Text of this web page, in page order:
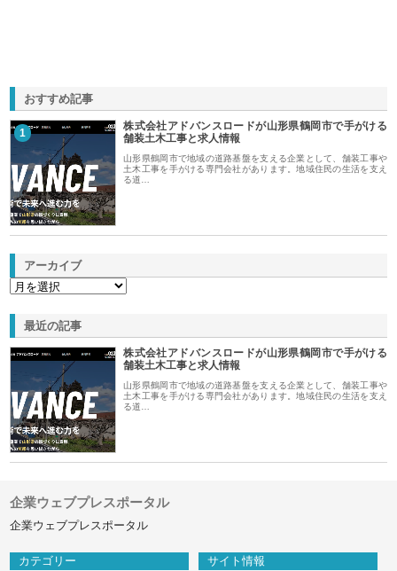
おすすめ記事
1
株式会社アドバンスロードが山形県鶴岡市で手がける
舗装土木工事と求人情報
山形県鶴岡市で地域の道路基盤を支える企業として、舗装工事や
土木工事を手がける専門会社があります。地域住民の生活を支え
る道…
アーカイブ
最近の記事
株式会社アドバンスロードが山形県鶴岡市で手がける
舗装土木工事と求人情報
山形県鶴岡市で地域の道路基盤を支える企業として、舗装工事や
土木工事を手がける専門会社があります。地域住民の生活を支え
る道…
企業ウェブプレスポータル
企業ウェブプレスポータル
カテゴリー サイト情報